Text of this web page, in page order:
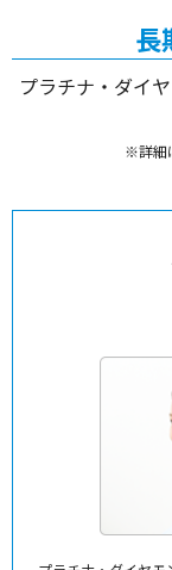
長
プラチナ・ダイ
※詳細